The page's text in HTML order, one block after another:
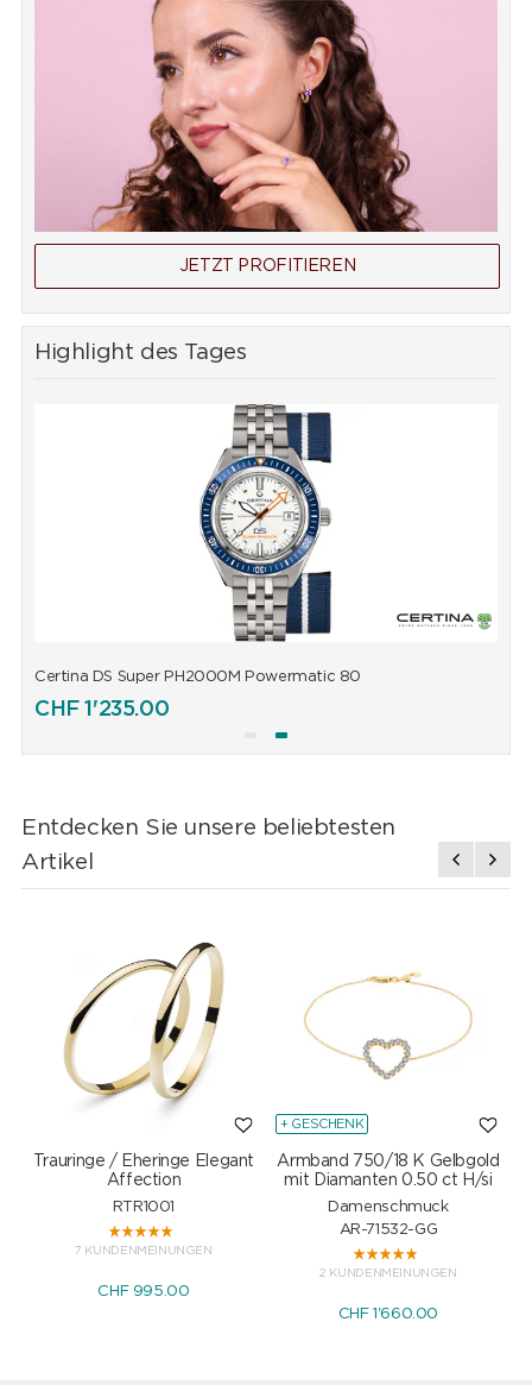
JETZT PROFITIEREN
Highlight des Tages
Certina DS Super PH2000M Powermatic 80
CHF1'235.00
Entdecken Sie unsere beliebtesten
Artikel
Trauringe / Eheringe Elegant
Affection
RTR1001
7 KUNDENMEINUNGEN
CHF 995.00
+ GESCHENK
Armband 750/18 K Gelbgold
mit Diamanten 0.50 ct H/si
Damenschmuck
AR-71532-GG
2 KUNDENMEINUNGEN
CHF 1'660.00